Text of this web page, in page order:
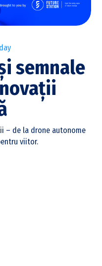
semnale
– de la drone autonome
viitor.